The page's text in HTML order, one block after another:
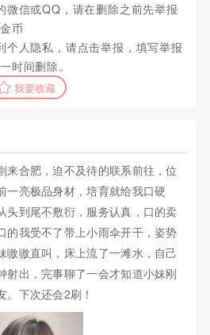
微信或QQ，请在删除之前先举报
币
个人隐私，请点击举报，填写举报
时间删除。
我要收藏
来合肥，迫不及待的联系前往，位
一亮极品身材，培育就给我口硬
头到尾不敷衍，服务认真，口的卖
的我受不了带上小雨伞开干，姿势
嗷嗷直叫，床上流了一滩水，自己
射出，完事聊了一会才知道小妹刚
下次还会2刷！